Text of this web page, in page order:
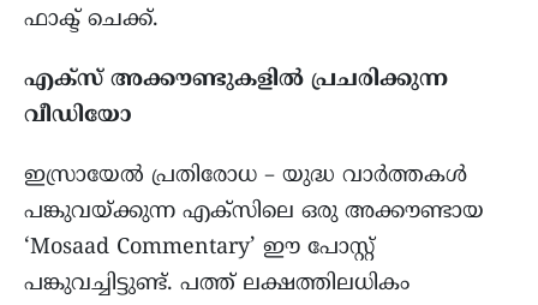
ഫാക്ട് ചെക്ക്.
എക്സ് അക്കൗണ്ടുകളിൽ പ്രചരിക്കുന്ന
വീഡിയോ
ഇസ്രായേൽ പ്രതിരോധ – യുദ്ധ വാർത്തകൾ
പങ്കുവയ്ക്കുന്ന എക്സിലെ ഒരു അക്കൗണ്ടായ
‘Mosaad Commentary’ ഈ പോസ്റ്റ്
പങ്കുവച്ചിട്ടുണ്ട്. പത്ത് ലക്ഷത്തിലധികം